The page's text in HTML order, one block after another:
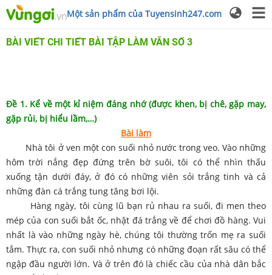
Một sản phẩm của Tuyensinh247.com
BÀI VIẾT CHI TIẾT BÀI TẬP LÀM VĂN SỐ 3
Đề 1. Kể về một kỉ niệm đáng nhớ (được khen, bị chê, gặp may,
gặp rủi, bị hiểu lầm,…)
Bài làm
Nhà tôi ở ven một con suối nhỏ nước trong veo. Vào những
hôm trời nắng đẹp đứng trên bờ suôi, tôi có thể nhìn thấu
xuống tận dưới đáy, ở đó có những viên sỏi trắng tinh và cả
những đàn cá trắng tung tăng bơi lội.
Hàng ngày, tôi cùng lũ bạn rủ nhau ra suối, đi men theo
mép của con suối bắt ốc, nhặt đá trắng về để chơi đồ hàng. Vui
nhất là vào những ngày hè, chúng tôi thường trốn mẹ ra suối
tắm. Thực ra, con suối nhỏ nhưng có những đoạn rất sâu có thể
ngập đầu người lớn. Và ở trên đó là chiếc cầu của nhà dân bắc